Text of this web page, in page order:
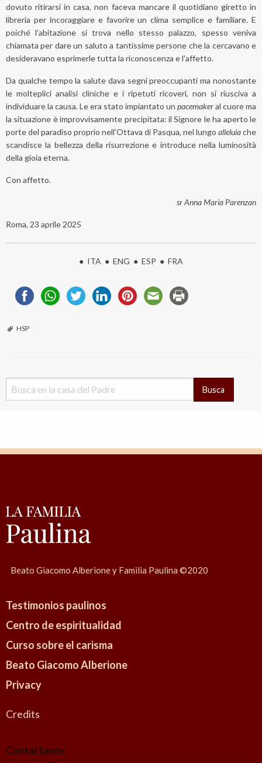
dovuto ritirarsi in casa, non faceva mancare il quotidiano giretto in
libreria per incoraggiare e favorire un clima semplice e familiare. E
poiché l’abitazione si trova nello stesso palazzo, spesso veniva
chiamata per dare un saluto a tantissime persone che la cercavano e
desideravano esprimerle tutta la riconoscenza e l’affetto.
Da qualche tempo la salute dava segni preoccupanti ma nonostante
le molteplici analisi cliniche e i ripetuti ricoveri, non si riusciva a
individuare la causa. Le era stato impiantato un pacemakeral cuore ma
la situazione è improvvisamente precipitata: il Signore le ha aperto le
porte del paradiso proprio nell’Ottava di Pasqua, nel lungo alleluiache
scandisce la bellezza della risurrezione e introduce nella luminosità
della gioia eterna.
Con affetto.
sr Anna Maria Parenzan
Roma, 23 aprile 2025
● ITA ● ENG ● ESP ● FRA
HSP
Busca
Beato Giacomo Alberione y Familia Paulina ©2020
Testimonios paulinos
Centro de espiritualidad
Curso sobre el carisma
Beato Giacomo Alberione
Privacy
Credits
Contáctanos